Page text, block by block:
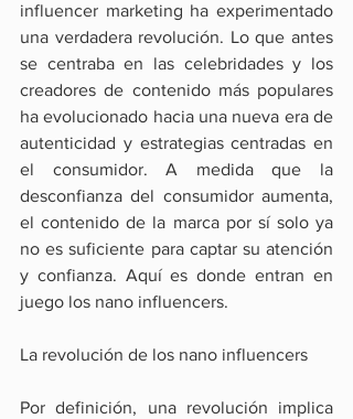
influencer marketing ha experimentado
una verdadera revolución. Lo que antes
se centraba en las celebridades y los
creadores de contenido más populares
ha evolucionado hacia una nueva era de
autenticidad y estrategias centradas en
el consumidor. A medida que la
desconfianza del consumidor aumenta,
el contenido de la marca por sí solo ya
no es suficiente para captar su atención
y confianza. Aquí es donde entran en
juego los nano influencers.
La revolución de los nano influencers
Por definición, una revolución implica